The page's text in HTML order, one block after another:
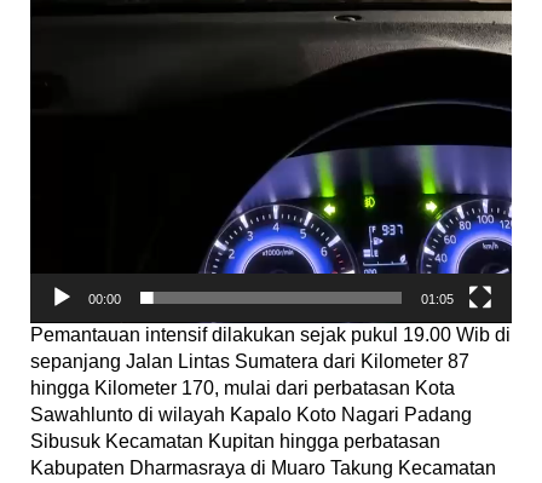
00:00 01:05
Pemantauan intensif dilakukan sejak pukul 19.00 Wib di
sepanjang Jalan Lintas Sumatera dari Kilometer 87
hingga Kilometer 170, mulai dari perbatasan Kota
Sawahlunto di wilayah Kapalo Koto Nagari Padang
Sibusuk Kecamatan Kupitan hingga perbatasan
Kabupaten Dharmasraya di Muaro Takung Kecamatan